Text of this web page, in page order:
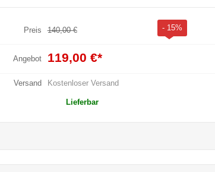
Preis 140,00 € - 15%
Angebot 119,00 €*
Versand Kostenloser Versand
Lieferbar